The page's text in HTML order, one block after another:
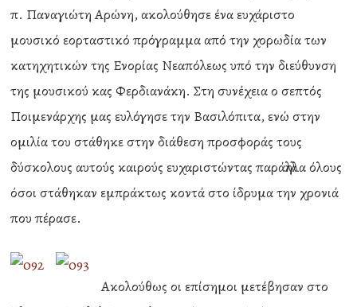
π. Παναγιώτη Αρώνη, ακολούθησε ένα ευχάριστο
μουσικό εορταστικό πρόγραμμα από την χορωδία των
κατηχητικών της Ενορίας Νεαπόλεως υπό την διεύθυνση
της μουσικού κας Φερδιανάκη. Στη συνέχεια ο σεπτός
Ποιμενάρχης μας ευλόγησε την Βασιλόπιτα, ενώ στην
ομιλία του στάθηκε στην διάθεση προσφοράς τους
δύσκολους αυτούς καιρούς ευχαριστώντας παράλληλα όλους
όσοι στάθηκαν εμπράκτως κοντά στο ίδρυμα την χρονιά
που πέρασε.
Ακολούθως οι επίσημοι μετέβησαν στο